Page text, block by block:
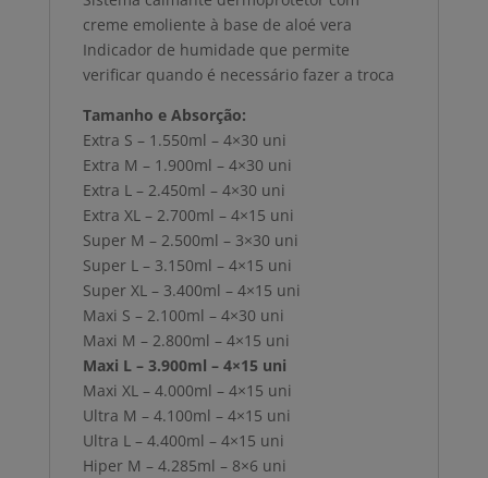
creme emoliente à base de aloé vera
Indicador de humidade que permite
verificar quando é necessário fazer a troca
Tamanho e Absorção:
Extra S – 1.550ml – 4×30 uni
Extra M – 1.900ml – 4×30 uni
Extra L – 2.450ml – 4×30 uni
Extra XL – 2.700ml – 4×15 uni
Super M – 2.500ml – 3×30 uni
Super L – 3.150ml – 4×15 uni
Super XL – 3.400ml – 4×15 uni
Maxi S – 2.100ml – 4×30 uni
Maxi M – 2.800ml – 4×15 uni
Maxi L – 3.900ml – 4×15 uni
Maxi XL – 4.000ml – 4×15 uni
Ultra M – 4.100ml – 4×15 uni
Ultra L – 4.400ml – 4×15 uni
Hiper M – 4.285ml – 8×6 uni